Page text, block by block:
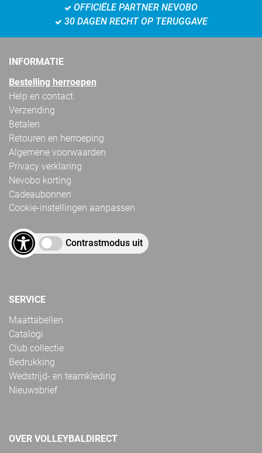
OFFICIËLE PARTNER NEVOBO
30 DAGEN RECHT OP TERUGGAVE
INFORMATIE
Bestelling herroepen
Help en contact
Verzending
Betalen
Retouren en herroeping
Algemene voorwaarden
Privacy verklaring
Nevobo korting
Cadeaubonnen
Cookie-instellingen aanpassen
Contrastmodus uit
SERVICE
Maattabellen
Catalogi
Club collectie
Bedrukking
Wedstrijd- en teamkleding
Nieuwsbrief
OVER VOLLEYBALDIRECT